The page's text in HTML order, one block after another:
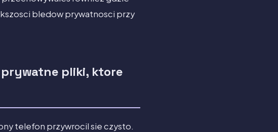
bledow prywatnosci przy
prywatne pliki, ktore
telefon przywrocil sie czysto.